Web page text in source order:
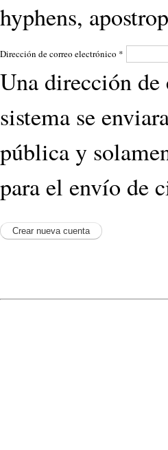
hyphens,
Dirección de correo electrónico *
Una dirección
sistema se
pública y
para el envío de